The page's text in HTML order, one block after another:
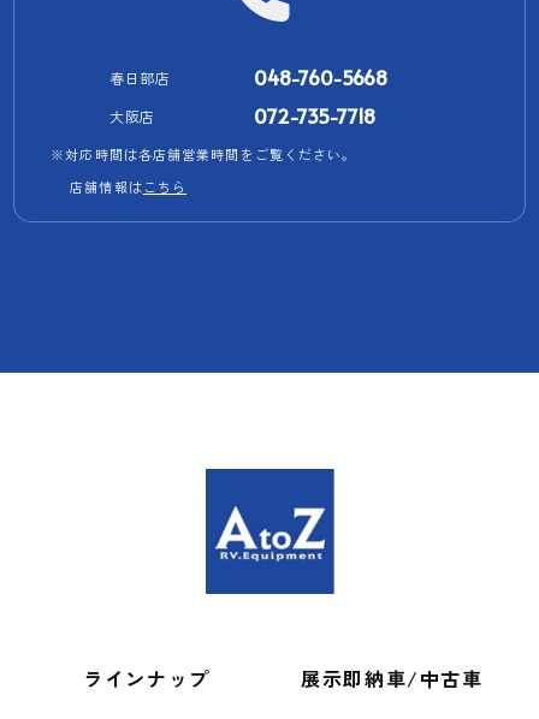
春日部店 048-760-5668
大阪店 072-735-7718
※対応時間は各店舗営業時間をご覧ください。
店舗情報はこちら
ラインナップ
展示即納車/中古車